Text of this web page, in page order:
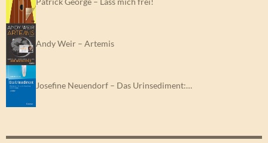
Andy Weir – Artemis
Josefine Neuendorf – Das Urinsediment:…